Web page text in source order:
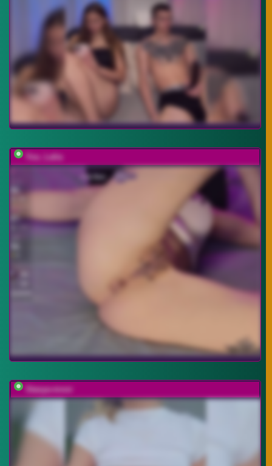
You_Lalia
Stasya-moor